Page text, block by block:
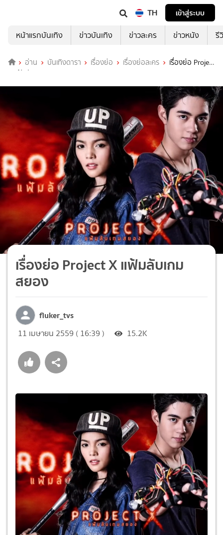
TH
เข้าสู่ระบบ
หน้าแรกบันเทิง
ข่าวบันเทิง ข่าวละคร ข่าวหนัง รี
อ่าน บันเทิงดารา เรื่องย่อ เรื่องย่อละคร
เรื่องย่อ Project
X แฟ้มลับเกมสยอง
เรื่องย่อ Project X แฟ้มลับเกม
สยอง
fluker_tvs
11 เมษายน 2559 ( 16:39 ) 15.2K